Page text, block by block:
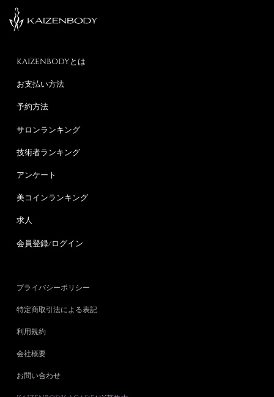
KAIZENBODYとは
お支払い方法
予約方法
サロンランキング
技術者ランキング
アンケート
美コインランキング
求人
会員登録/ログイン
プライバシーポリシー
特定商取引法による表記
利用規約
会社概要
お問い合わせ